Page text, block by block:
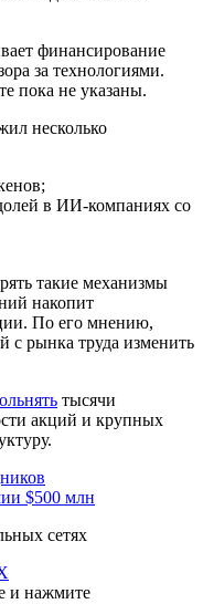
финансирование
за технологиями.
пока не указаны.
несколько
в ИИ-компаниях со
такие механизмы
накопит
По его мнению,
с рынка труда изменить
тысячи
акций и крупных
$500 млн
сетях
и нажмите